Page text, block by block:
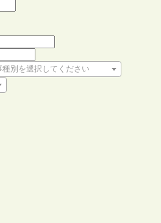
別を選択してください
してください